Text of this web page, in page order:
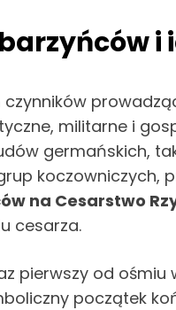
i
militarne i
germańskich,
koczowniczych,
na Cesarstwo
cesarza.
pierwszy od
początek